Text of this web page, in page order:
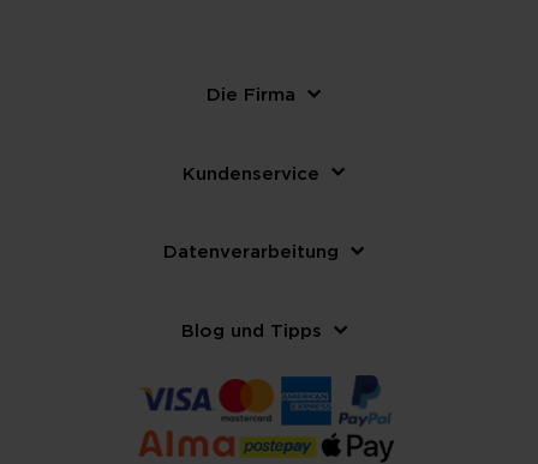
Die Firma
Kundenservice
Datenverarbeitung
Blog und Tipps